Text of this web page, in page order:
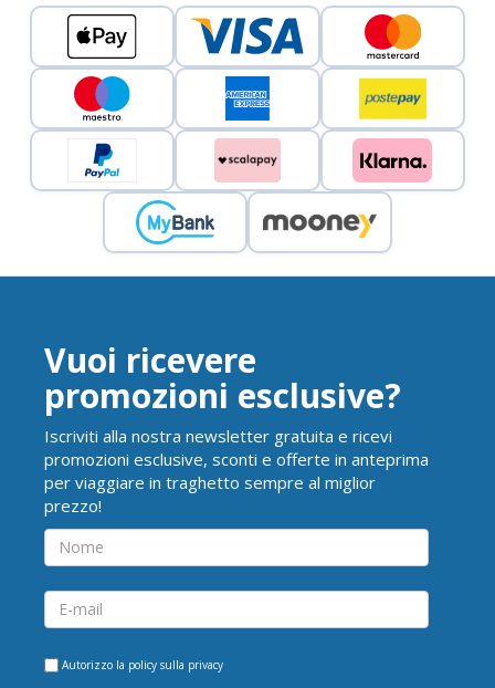
Vuoi ricevere
promozioni esclusive?
Iscriviti alla nostra newsletter gratuita e ricevi
promozioni esclusive, sconti e offerte in anteprima
per viaggiare in traghetto sempre al miglior
prezzo!
Autorizzo la policy sulla privacy